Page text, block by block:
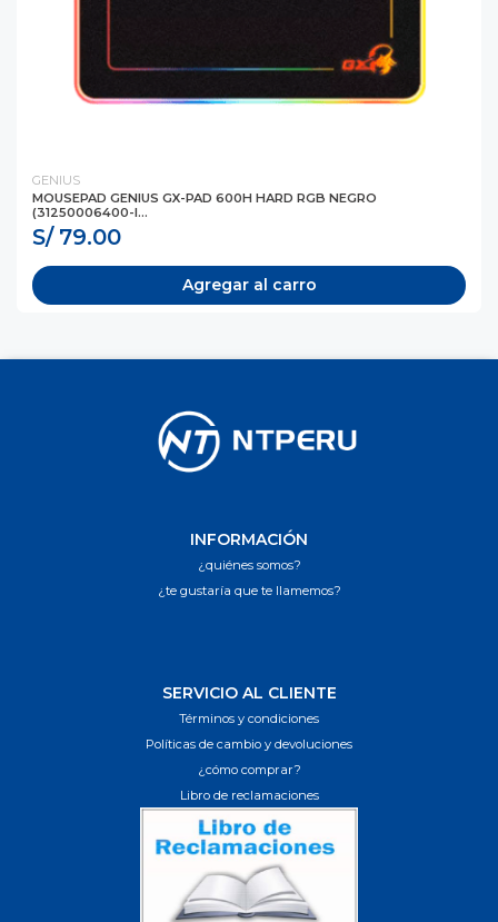
GENIUS
MOUSEPAD GENIUS GX-PAD 600H HARD RGB NEGRO
(31250006400-I...
S/ 79.00
Agregar al carro
INFORMACIÓN
¿quiénes somos?
¿te gustaría que te llamemos?
SERVICIO AL CLIENTE
Términos y condiciones
Políticas de cambio y devoluciones
¿cómo comprar?
Libro de reclamaciones